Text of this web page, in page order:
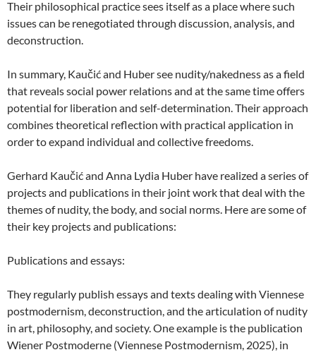
Their philosophical practice sees itself as a place where such
issues can be renegotiated through discussion, analysis, and
deconstruction.
In summary, Kaučić and Huber see nudity/nakedness as a field
that reveals social power relations and at the same time offers
potential for liberation and self-determination. Their approach
combines theoretical reflection with practical application in
order to expand individual and collective freedoms.
Gerhard Kaučić and Anna Lydia Huber have realized a series of
projects and publications in their joint work that deal with the
themes of nudity, the body, and social norms. Here are some of
their key projects and publications:
Publications and essays:
They regularly publish essays and texts dealing with Viennese
postmodernism, deconstruction, and the articulation of nudity
in art, philosophy, and society. One example is the publication
Wiener Postmoderne (Viennese Postmodernism, 2025), in